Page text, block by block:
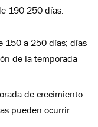
190-250 días.
150 a 250 días; días
de la temporada
de crecimiento
pueden ocurrir